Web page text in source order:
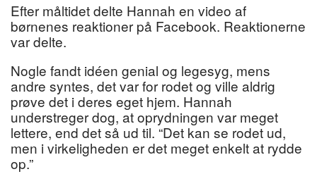
Efter måltidet delte Hannah en video af
børnenes reaktioner på Facebook. Reaktionerne
var delte.
Nogle fandt idéen genial og legesyg, mens
andre syntes, det var for rodet og ville aldrig
prøve det i deres eget hjem. Hannah
understreger dog, at oprydningen var meget
lettere, end det så ud til. “Det kan se rodet ud,
men i virkeligheden er det meget enkelt at rydde
op.”